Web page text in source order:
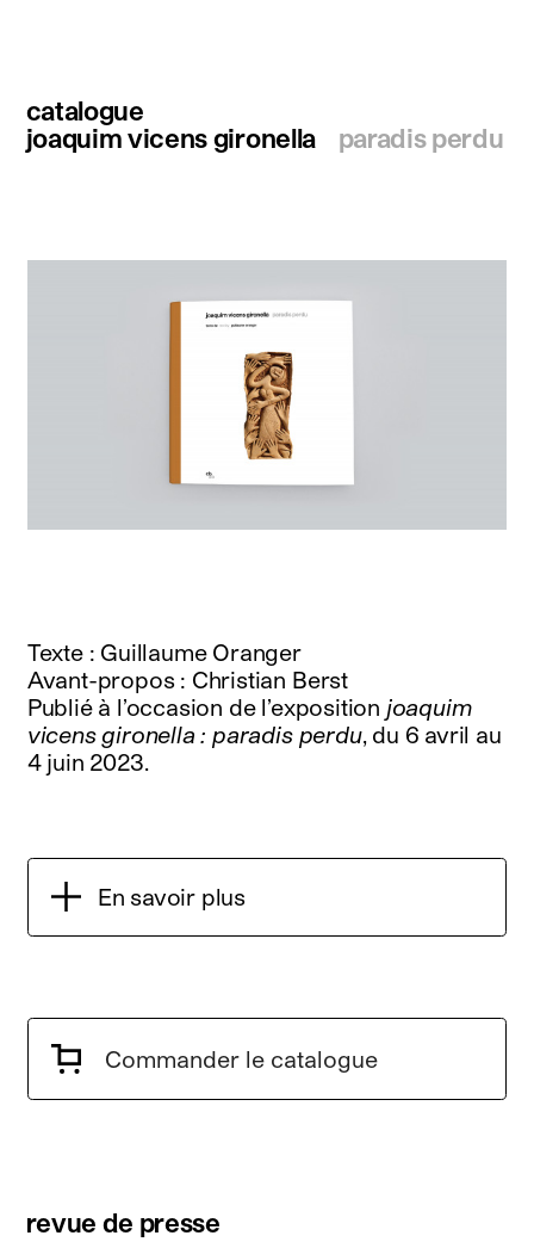
catalogue
joaquim vicens gironella
paradis perdu
Texte : Guillaume Oranger
Avant-propos : Christian Berst
Publié à l’occasion de l’exposition joaquim
vicens gironella : paradis perdu, du 6 avril au
4 juin 2023.
En savoir plus
Commander le catalogue
revue de presse